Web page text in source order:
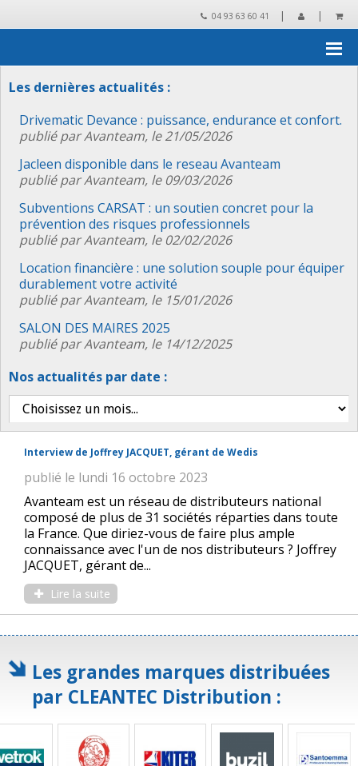
04 93 63 60 41 | |
Les dernières actualités :
Drivematic Devance : puissance, endurance et confort.
publié par Avanteam, le 21/05/2026
Jacleen disponible dans le reseau Avanteam
publié par Avanteam, le 09/03/2026
Subventions CARSAT : un soutien concret pour la
prévention des risques professionnels
publié par Avanteam, le 02/02/2026
Location financière : une solution souple pour équiper
durablement votre activité
publié par Avanteam, le 15/01/2026
SALON DES MAIRES 2025
publié par Avanteam, le 14/12/2025
Nos actualités par date :
Interview de Joffrey JACQUET, gérant de Wedis
publié le lundi 16 octobre 2023
Avanteam est un réseau de distributeurs national
composé de plus de 31 sociétés réparties dans toute
la France. Que diriez-vous de faire plus ample
connaissance avec l'un de nos distributeurs ? Joffrey
JACQUET, gérant de...
Lire la suite
Les grandes marques distribuées
par CLEANTEC Distribution :